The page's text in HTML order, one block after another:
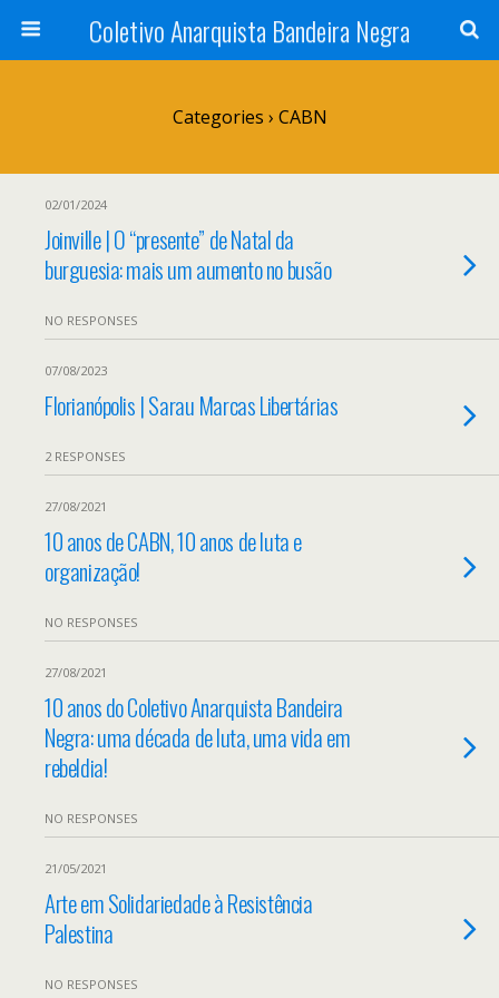
Coletivo Anarquista Bandeira Negra
Categories › CABN
02/01/2024
Joinville | O “presente” de Natal da
burguesia: mais um aumento no busão
NO RESPONSES
07/08/2023
Florianópolis | Sarau Marcas Libertárias
2 RESPONSES
27/08/2021
10 anos de CABN, 10 anos de luta e
organização!
NO RESPONSES
27/08/2021
10 anos do Coletivo Anarquista Bandeira
Negra: uma década de luta, uma vida em
rebeldia!
NO RESPONSES
21/05/2021
Arte em Solidariedade à Resistência
Palestina
NO RESPONSES